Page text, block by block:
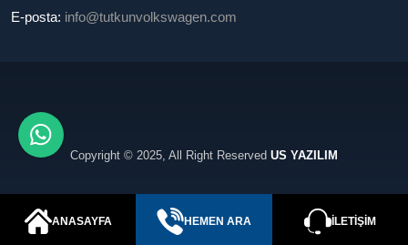
E-posta: info@tutkunvolkswagen.com
Copyright © 2025, All Right Reserved US YAZILIM
ANASAYFA HEMEN ARA İLETIŞIM